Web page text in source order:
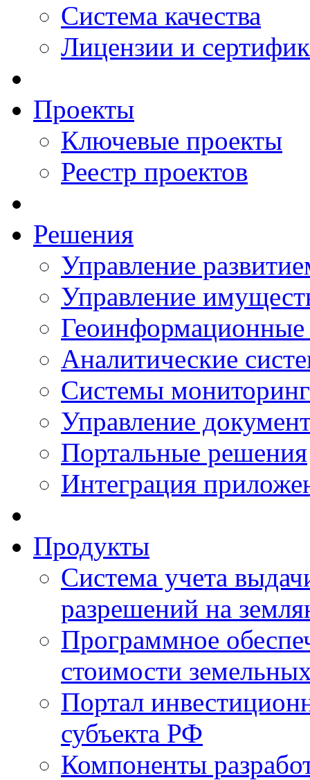
Система качества
Лицензии и
Проекты
Ключевые проекты
Реестр проектов
Решения
Управление
Управление
Аналитические
Системы
Управление
Портальные решения
Интеграция
Продукты
Система учета
разрешений на
Программное
стоимости
Портал
субъекта РФ
Компоненты